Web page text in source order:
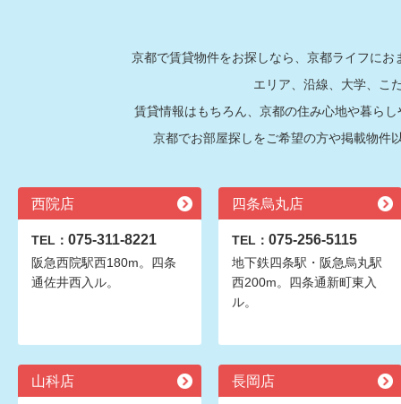
京都で賃貸物件をお探しなら、京都ライフに
エリア、沿線、大学、こ
賃貸情報はもちろん、京都の住み心地や暮ら
京都でお部屋探しをご希望の方や掲載物件
西院店
TEL： 075-311-8221
阪急西院駅西180m。四条
通佐井西入ル。
四条烏丸店
TEL： 075-256-5115
地下鉄四条駅・阪急烏丸駅
西200m。四条通新町東入
ル。
山科店 長岡店